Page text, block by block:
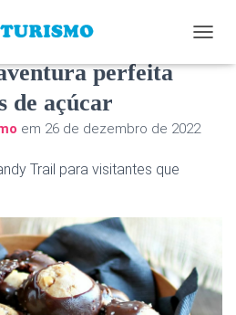
L
A
Ç
de doces
perfeita
de açúcar
em 26 de dezembro de 2022
Trail para visitantes que